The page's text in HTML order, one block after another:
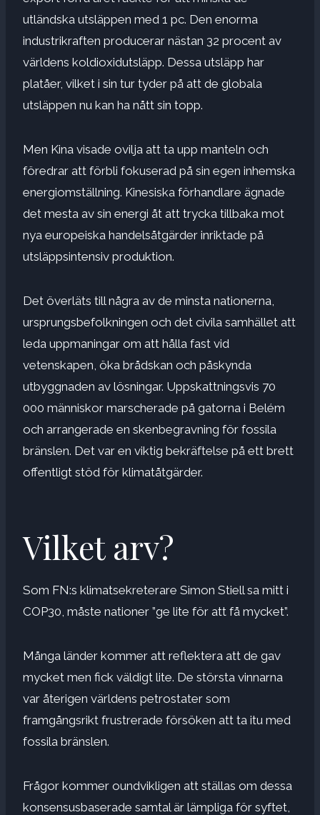
utländska utsläppen med 1 pc. Den enorma
industrikraften producerar nästan 32 procent av
världens koldioxidutsläpp. Dessa utsläpp har
platåer, vilket i sin tur tyder på att de globala
utsläppen nu kan ha nått sin topp.
Men Kina visade ovilja att ta upp manteln och
föredrar att förbli fokuserad på sin egen inhemska
energiomställning. Kinesiska förhandlare ägnade
det mesta av sin energi åt att trycka tillbaka mot
nya europeiska handelsåtgärder inriktade på
utsläppsintensiv produktion.
Det överläts till några av de minsta nationerna,
ursprungsbefolkningen och det civila samhället att
leda uppmaningar om att hålla fast vid
vetenskapen, öka brådskan och påskynda
utbyggnaden av lösningar. Uppskattningsvis 70
000 människor marscherade på gatorna i Belém
och arrangerade en skenbegravning för fossila
bränslen. Det var en viktig bekräftelse på ett brett
offentligt stöd för klimatåtgärder.
Vilket arv?
Som FN:s klimatsekreterare Simon Stiell sa mitt i
COP30, måste nationer ”ge lite för att få mycket”.
Många länder kommer att reflektera att de gav
mycket men fick väldigt lite. De största vinnarna
var återigen världens petrostater som
framgångsrikt frustrerade försöken att ta itu med
fossila bränslen.
Frågor kommer oundvikligen att ställas om dessa
konsensusbaserade samtal är lämpliga för syftet,